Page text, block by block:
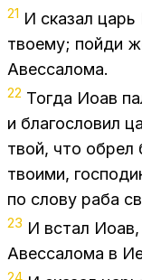
21 И ска­зал
тво­е­му; пой­ди
Авес­са­ло­ма.
22 То­гда Иоав
и бла­го­сло­вил
твой, что об­рел
тво­и­ми,
по сло­ву раба
23 И встал
Авес­са­ло­ма в